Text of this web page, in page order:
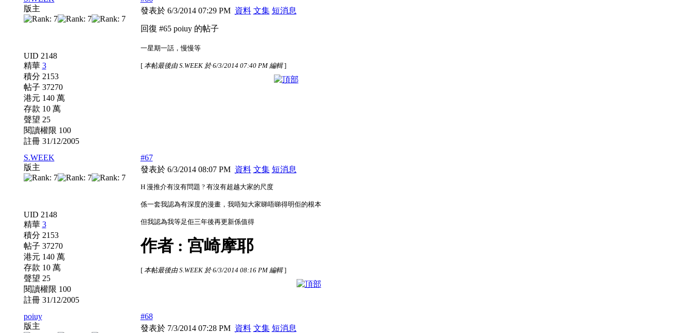
版主
UID 2148
精華 3
積分 2153
帖子 37270
港元 140 萬
存款 10 萬
聲望 25
閱讀權限 100
註冊 31/12/2005
發表於 6/3/2014 07:29 PM 資料 文集 短消息
回復 #65 poiuy 的帖子
一星期一話，慢慢等
[本帖最後由 S.WEEK 於 6/3/2014 07:40 PM 編輯]
S.WEEK
版主
UID 2148
精華 3
積分 2153
帖子 37270
港元 140 萬
存款 10 萬
聲望 25
閱讀權限 100
註冊 31/12/2005
#67
發表於 6/3/2014 08:07 PM 資料 文集 短消息
H 漫推介有沒有問題 ? 有沒有超越大家的尺度
係一套我認為有深度的漫畫，我唔知大家睇唔睇得明佢的根本
但我認為我等足佢三年後再更新係值得
作者 : 宫崎摩耶
[本帖最後由 S.WEEK 於 6/3/2014 08:16 PM 編輯]
poiuy
版主
#68
發表於 7/3/2014 07:28 PM 資料 文集 短消息